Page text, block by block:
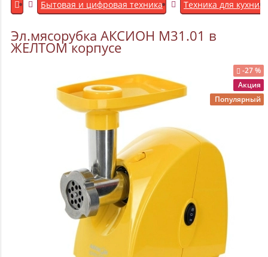
Бытовая и цифровая техника Техника для кухни
Эл.мясорубка АКСИОН М31.01 в
ЖЕЛТОМ корпусе
-27 %
Акция
Популярный